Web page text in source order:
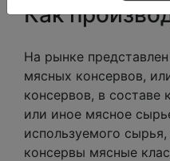
Как
На рынке
мясных консервов,
консервов, в составе
или иное мясное
используемого
консервы мясные